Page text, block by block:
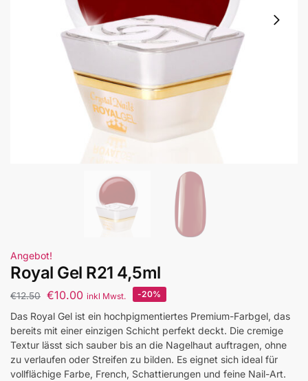
Angebot!
Royal Gel R21 4,5ml
€12.50 €10.00 inkl Mwst. -20%
Das Royal Gel ist ein hochpigmentiertes Premium-Farbgel, das
bereits mit einer einzigen Schicht perfekt deckt. Die cremige
Textur lässt sich sauber bis an die Nagelhaut auftragen, ohne
zu verlaufen oder Streifen zu bilden. Es eignet sich ideal für
vollflächige Farbe, French, Schattierungen und feine Nail-Art.